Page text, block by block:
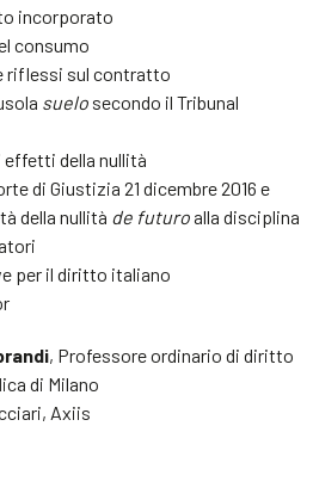
incorporato
consumo
riflessi sul contratto
suelo secondo il Tribunal
della nullità
di Giustizia 21 dicembre 2016 e
della nullità de futuroalla disciplina
per il diritto italiano
, Professore ordinario di diritto
di Milano
Axiis